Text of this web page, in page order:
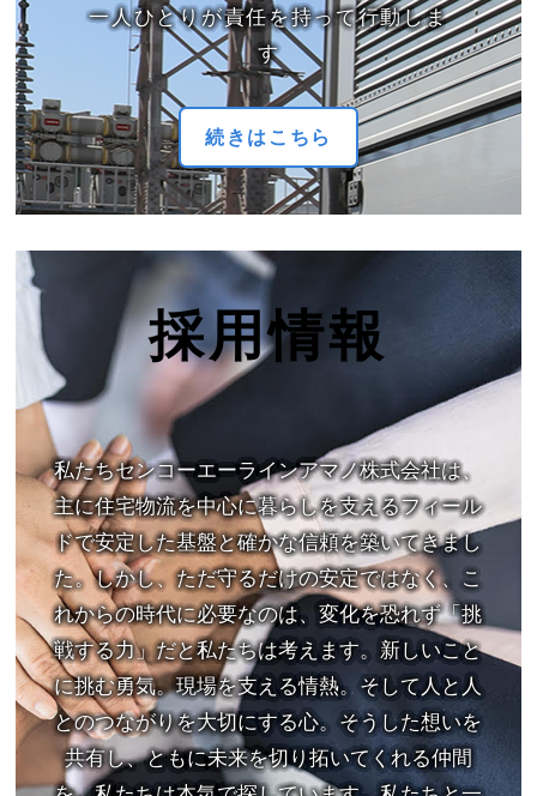
一人ひとりが責任を持って行動しま
す
続きはこちら
採用情報
私たちセンコーエーラインアマノ株式会社は、
主に住宅物流を中心に暮らしを支えるフィール
ドで安定した基盤と確かな信頼を築いてきまし
た。しかし、ただ守るだけの安定ではなく、こ
れからの時代に必要なのは、変化を恐れず「挑
戦する力」だと私たちは考えます。新しいこと
に挑む勇気。現場を支える情熱。そして人と人
とのつながりを大切にする心。そうした想いを
共有し、ともに未来を切り拓いてくれる仲間